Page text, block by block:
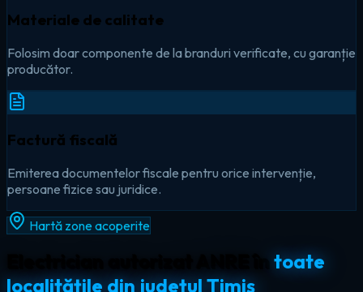
Materiale de calitate
Folosim doar componente de la branduri verificate, cu garanție
producător.
Factură fiscală
Emiterea documentelor fiscale pentru orice intervenție,
persoane fizice sau juridice.
Hartă zone acoperite
toate
localitățile din județul Timiș